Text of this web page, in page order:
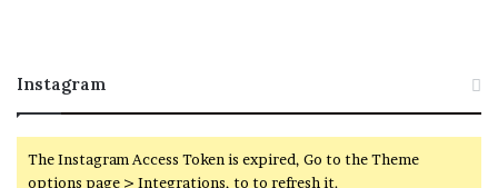
Instagram
The Instagram Access Token is expired, Go to the Theme
options page > Integrations, to to refresh it.